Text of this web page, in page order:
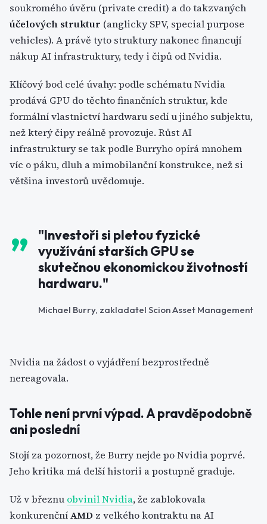
soukromého úvěru (private credit) a do takzvaných
účelových struktur (anglicky SPV, special purpose
vehicles). A právě tyto struktury nakonec financují
nákup AI infrastruktury, tedy i čipů od Nvidia.
Klíčový bod celé úvahy: podle schématu Nvidia
prodává GPU do těchto finančních struktur, kde
formální vlastnictví hardwaru sedí u jiného subjektu,
než který čipy reálně provozuje. Růst AI
infrastruktury se tak podle Burryho opírá mnohem
víc o páku, dluh a mimobilanční konstrukce, než si
většina investorů uvědomuje.
"Investoři si pletou fyzické
využívání starších GPU se
skutečnou ekonomickou životností
hardwaru."
Michael Burry, zakladatel Scion Asset Management
Nvidia na žádost o vyjádření bezprostředně
nereagovala.
Tohle není první výpad. A pravděpodobně
ani poslední
Stojí za pozornost, že Burry nejde po Nvidia poprvé.
Jeho kritika má delší historii a postupně graduje.
Už v březnu obvinil Nvidia, že zablokovala
konkurenčníAMD z velkého kontraktu na AI